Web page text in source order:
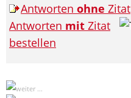
Antworten ohne Zitat
Antworten mit Zitat
bestellen